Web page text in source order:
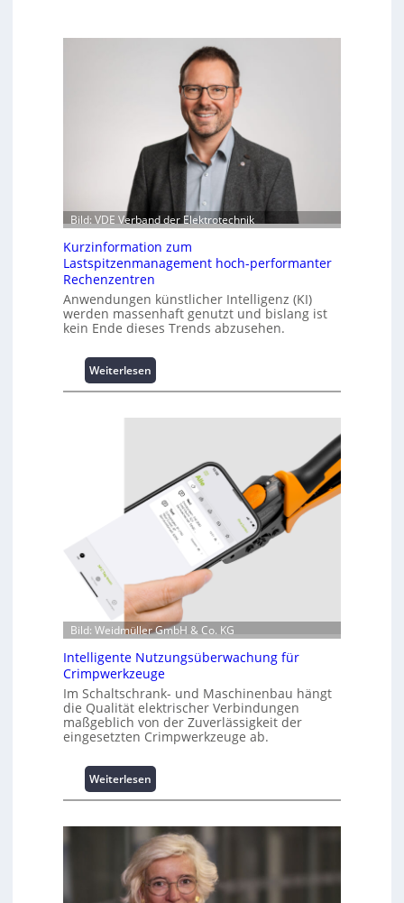
Bild: VDE Verband der Elektrotechnik
Kurzinformation zum
Lastspitzenmanagement hoch-performanter
Rechenzentren
Anwendungen künstlicher Intelligenz (KI)
werden massenhaft genutzt und bislang ist
kein Ende dieses Trends abzusehen.
Weiterlesen:
K
r
f
o
n
z
u
m
L
a
s
t
s
p
i
z
e
n
m
Bild: Weidmüller GmbH & Co. KG
Intelligente Nutzungsüberwachung für
Crimpwerkzeuge
Im Schaltschrank- und Maschinenbau hängt
die Qualität elektrischer Verbindungen
maßgeblich von der Zuverlässigkeit der
eingesetzten Crimpwerkzeuge ab.
Weiterlesen:
I
t
e
l
l
i